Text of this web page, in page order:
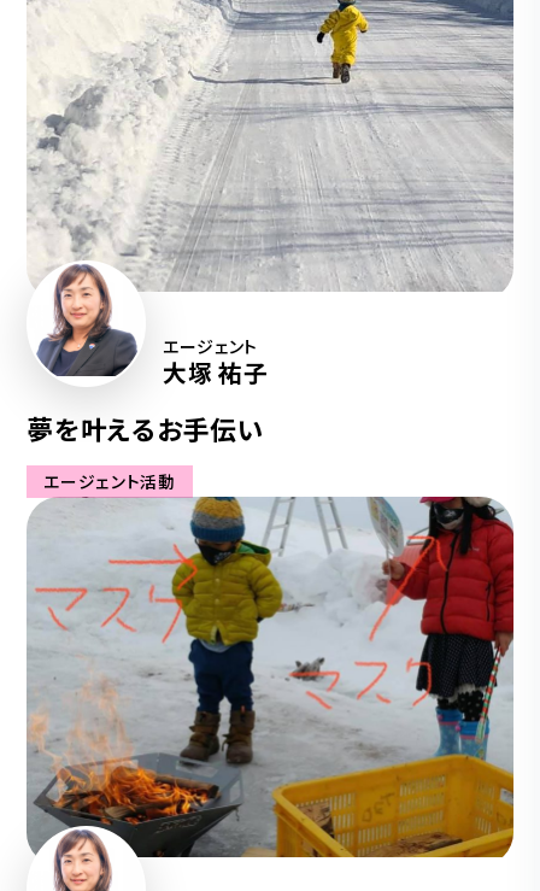
エージェント
大塚 祐子
夢を叶えるお手伝い
エージェント活動